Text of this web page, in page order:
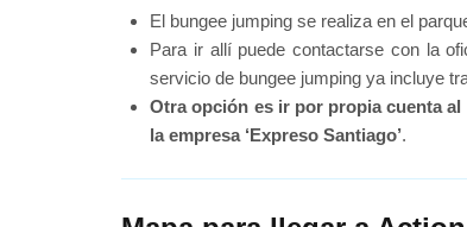
El bungee jumping se realiza en el
Para ir allí puede contactarse con la
servicio de bungee jumping ya incluye
Otra opción es ir por propia cuenta al
la empresa ‘Expreso Santiago’.